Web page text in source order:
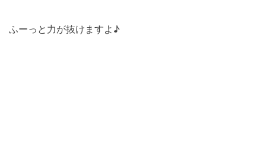
ふーっと力が抜けますよ♪